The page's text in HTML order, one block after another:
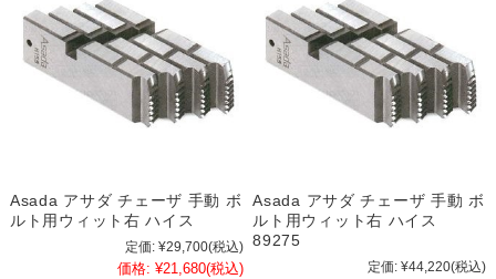
Asada アサダ チェーザ 手動 ボ
ルト用ウィット右 ハイス
定価: ¥29,700(税込)
価格: ¥21,680(税込)
Asada アサダ チェーザ 手動 ボ
ルト用ウィット右 ハイス
89275
定価: ¥44,220(税込)